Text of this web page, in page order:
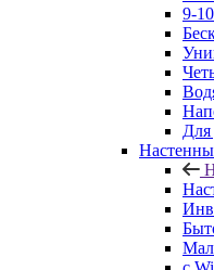
9-
Для